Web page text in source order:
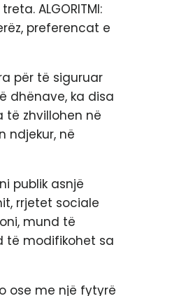
ALGORITMI:
preferencat e
për të siguruar
dhënave, ka disa
zhvillohen në
ndjekur, në
publik asnjë
rrjetet sociale
mund të
të modifikohet sa
ose me një fytyrë